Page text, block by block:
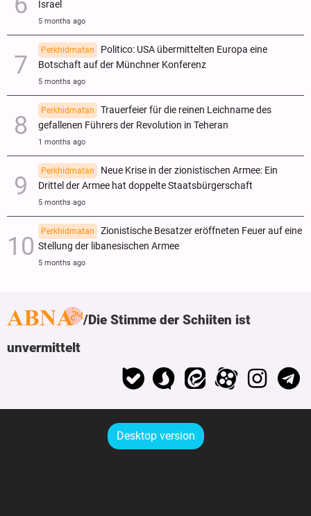
Israel
5 months ago
Perkhidmatan
Politico: USA übermittelten Europa eine
Botschaft auf der Münchner Konferenz
5 months ago
Perkhidmatan
Trauerfeier für die reinen Leichname des
gefallenen Führers der Revolution in Teheran
1 months ago
Perkhidmatan
Neue Krise in der zionistischen Armee: Ein
Drittel der Armee hat doppelte Staatsbürgerschaft
5 months ago
Perkhidmatan
Zionistische Besatzer eröffneten Feuer auf eine
Stellung der libanesischen Armee
5 months ago
Die Stimme der Schiiten ist
unvermittelt
Desktop version